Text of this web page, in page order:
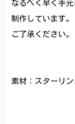
なるべく早く手
制作しています。
ご了承ください。
素材：スターリ